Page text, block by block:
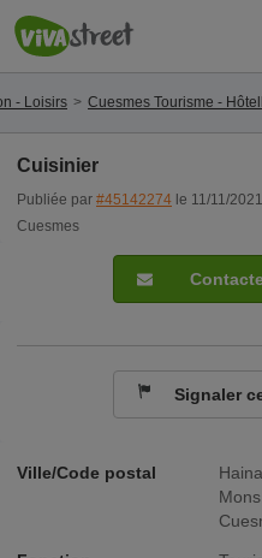
- Loisirs Cuesmes Tourisme -
Cuisinier
Publiée par #45142274 le 11/11/2021
Cuesmes
Ville/Code postal
Mons
Signaler